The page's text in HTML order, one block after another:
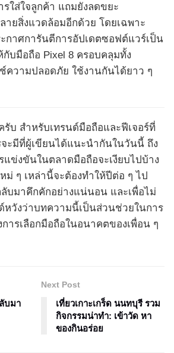
ใส่ใจลูกค้า แถมยังลดขยะ
ายสิ่งแวดล้อมอีกด้วย โดยเฉพาะ
กาศการันตีการอัปเดตซอฟต์แวร์เป็น
กับมือถือ Pixel 8 ครอบคลุมทั้ง
ความปลอดภัย ใช้งานกันได้ยาว ๆ
รับ สำหรับเทรนด์มือถือและฟีเจอร์ที่
ะมีที่ผู้เขียนได้แนะนำกันในวันนี้ ถึง
ข่งขันในตลาดมือถือจะเงียบไปบ้าง
ม่ ๆ เหล่านี้จะต้องทำให้ปีต่อ ๆ ไป
บมาคึกคักอย่างแน่นอน และเพื่อไม่
หวังว่าบทความนี้เป็นส่วนช่วยในการ
ารเลือกมือถือในอนาคตของเพื่อน ๆ
บมา
Next Post
เที่ยวเกาะเกร็ด นนทบุรี รวม
กิจกรรมน่าทำ: เข้าวัด หา
ของกินอร่อย